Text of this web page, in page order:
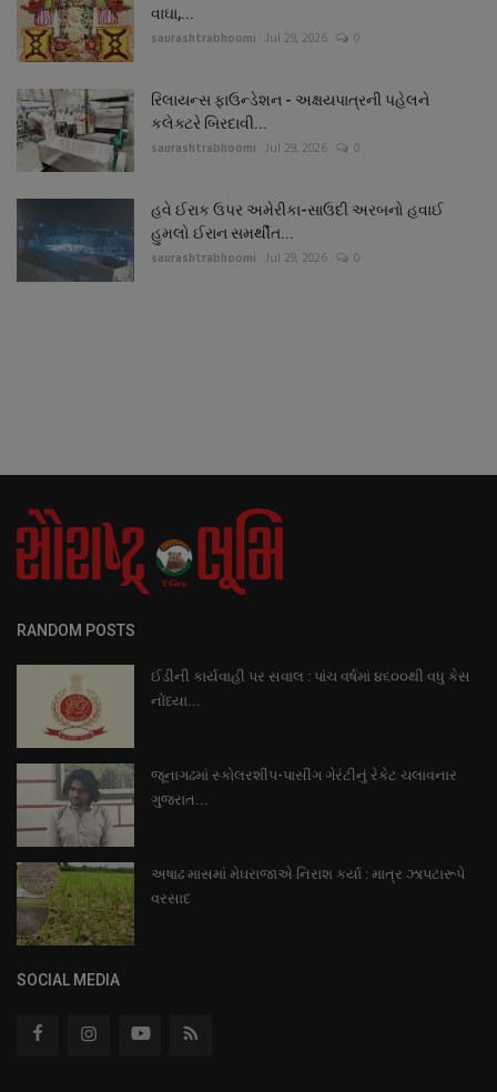
વાઘા,...
saurashtrabhoomi Jul 29, 2026 0
રિલાયન્સ ફાઉન્ડેશન - અક્ષયપાત્રની પહેલને
કલેક્ટરે બિરદાવી...
saurashtrabhoomi Jul 29, 2026 0
હવે ઈરાક ઉપર અમેરીકા-સાઉદી અરબનો હવાઈ
હુમલો ઈરાન સમર્થીત...
saurashtrabhoomi Jul 29, 2026 0
RANDOM POSTS
ઈડીની કાર્યવાહી પર સવાલ : પાંચ વર્ષમાં ૪૬૦૦થી વધુ કેસ
નોંધ્યા...
જૂનાગઢમાં સ્કોલરશીપ-પાસીંગ ગેરંટીનું રેકેટ ચલાવનાર
ગુજરાત...
અષાઢ માસમાં મેઘરાજાએ નિરાશ કર્યા : માત્ર ઝાપટારૂપે
વરસાદ
SOCIAL MEDIA